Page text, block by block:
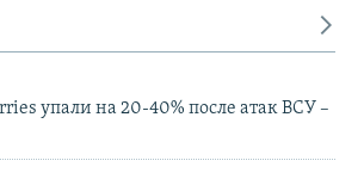
упали на 20-40% после атак ВСУ –